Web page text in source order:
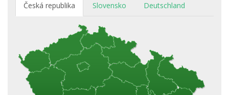
Česká republika Slovensko Deutschland